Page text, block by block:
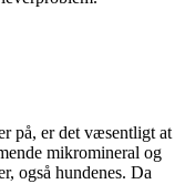
på, er det væsentligt at
mikromineral og
også hundenes. Da